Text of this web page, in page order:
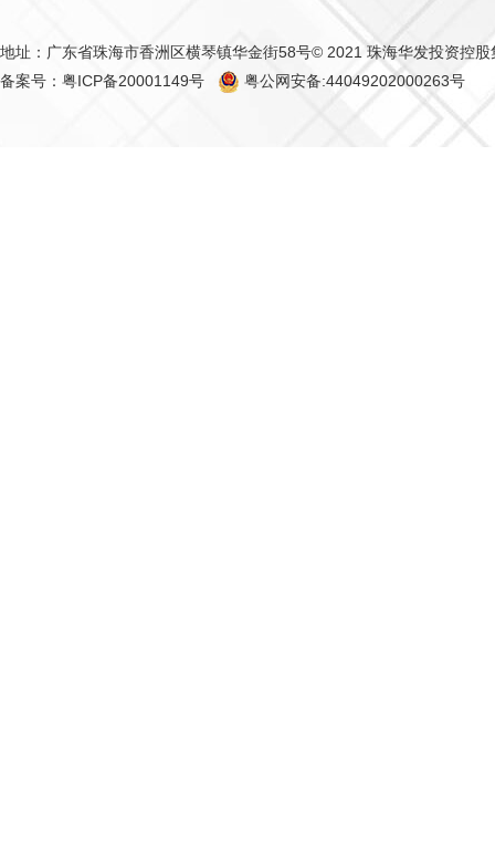
地址：广东省珠海市香洲区横琴镇华金街58号© 2021 珠海华发投资控
备案号：粤ICP备20001149号
粤公网安备:44049202000263号